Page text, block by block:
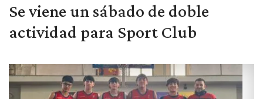
Se viene un sábado de doble
actividad para Sport Club